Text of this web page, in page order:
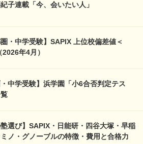
子連載「今、会いたい人」
・中学受験】SAPIX 上位校偏差値＜
年4月）
中学受験】浜学園「小6合否判定テス
塾選び】SAPIX・日能研・四谷大塚・早稲
ノ・グノーブルの特徴・費用と合格力